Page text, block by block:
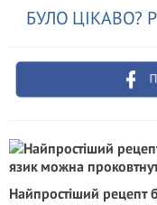
БУЛО ЦІКАВО?
Найпростіший рецепт